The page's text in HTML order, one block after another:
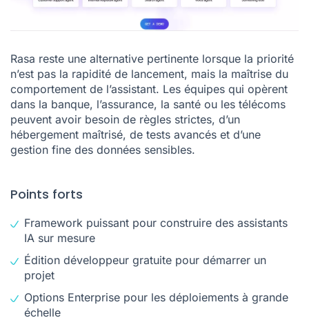
Rasa reste une alternative pertinente lorsque la priorité
n’est pas la rapidité de lancement, mais la maîtrise du
comportement de l’assistant. Les équipes qui opèrent
dans la banque, l’assurance, la santé ou les télécoms
peuvent avoir besoin de règles strictes, d’un
hébergement maîtrisé, de tests avancés et d’une
gestion fine des données sensibles.
Points forts
Framework puissant pour construire des assistants
IA sur mesure
Édition développeur gratuite pour démarrer un
projet
Options Enterprise pour les déploiements à grande
échelle